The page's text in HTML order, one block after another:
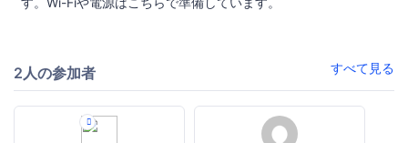
2人の参加者 すべて見る